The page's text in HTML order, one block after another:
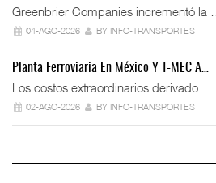
Greenbrier Companies incrementó la …
04-AGO-2026 BY INFO-TRANSPORTES
Planta Ferroviaria En México Y T-MEC A…
Los costos extraordinarios derivado…
02-AGO-2026 BY INFO-TRANSPORTES